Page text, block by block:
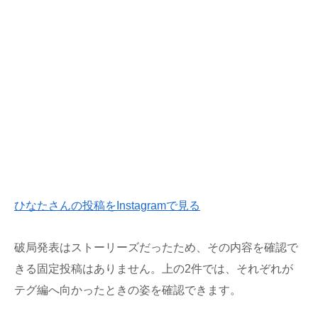
ひなたさんの投稿をInstagramで見る
破局発表はストーリーズだったため、その内容を確認で
きる固定投稿はありません。上の2件では、それぞれが
テグ編へ向かったときの姿を確認できます。